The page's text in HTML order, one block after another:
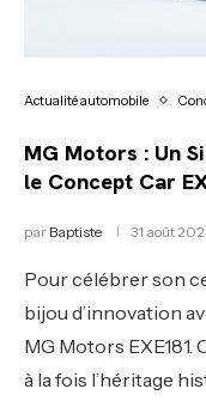
Actualité automobile
MG Motors : Un
le Concept Car
par Baptiste 31 août
Pour célébrer son
bijou d’innovation
MG Motors
à la fois l’héritage